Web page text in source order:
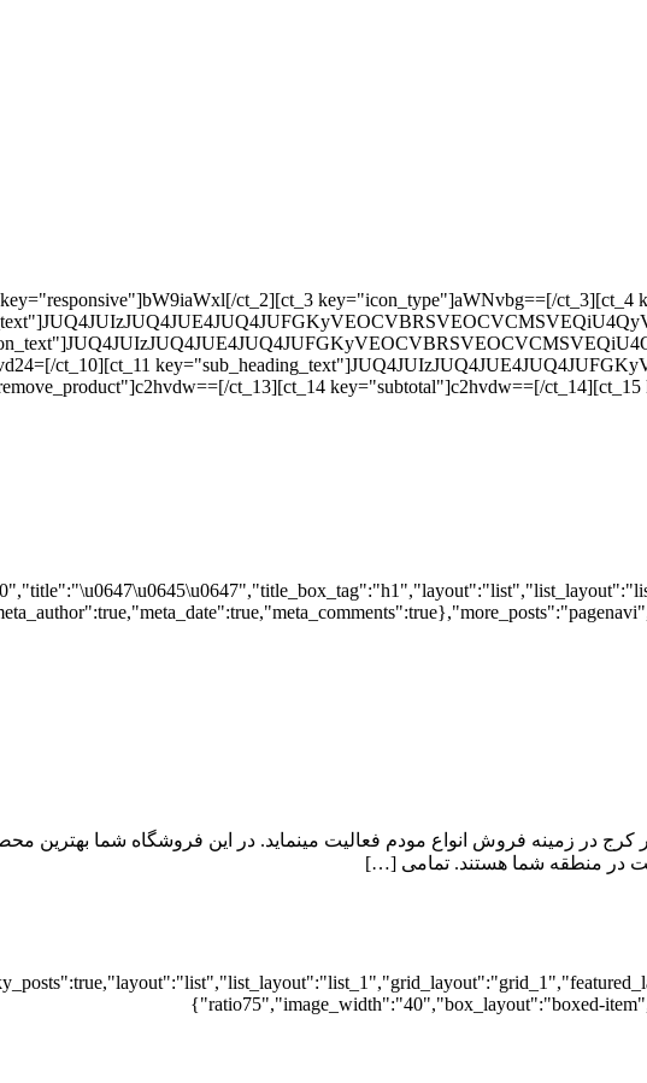
ct_1][ct_2 key="responsive"]bW9iaWxl[/ct_2][ct_3 key="icon_type"]aWNvbg==[/
ct_10][ct_11
ct_13][ct_14 key="subtotal"]c2hvdw==[/
در زمینه فروش انواع مودم فعالیت مینماید. در این فروشگاه شما بهترین
در منطقه شما هستند. تمامی […]
ratio75","image_width":"40","box_layout":"boxed-